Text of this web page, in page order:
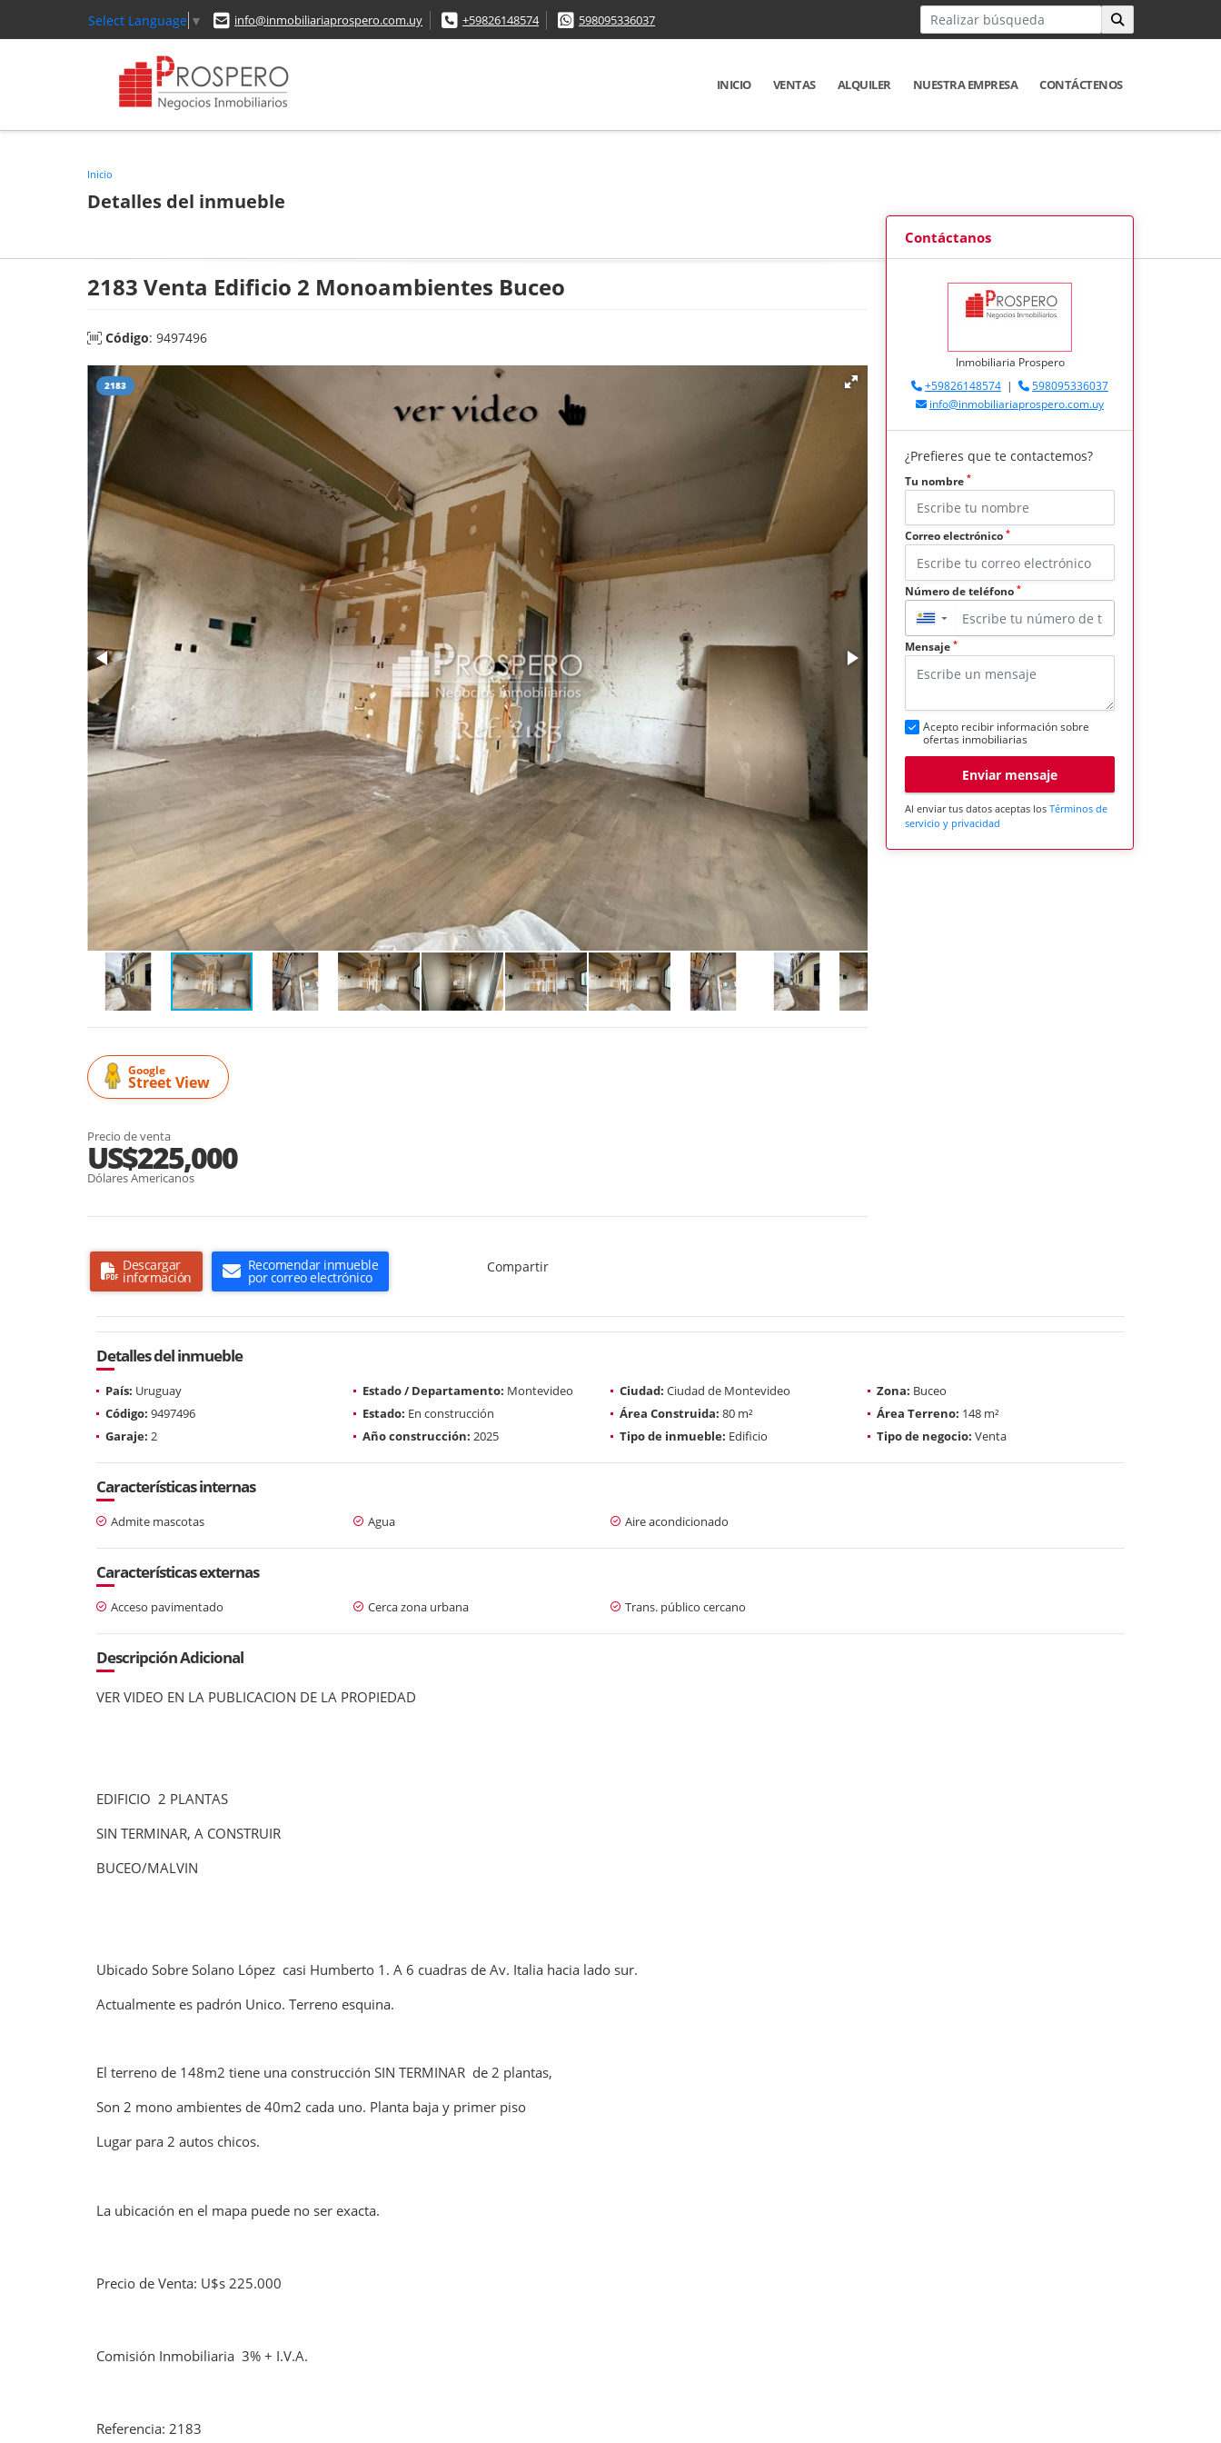
Select Language ▼ info@inmobiliariaprospero.com.uy +59826148574 598095336037
INICIO VENTAS ALQUILER NUESTRA EMPRESA CONTÁCTENOS
Inicio
Detalles del inmueble
2183 Venta Edificio 2 Monoambientes Buceo
Código: 9497496
2183
Google
Street View
Precio de venta
US$225,000
Dólares Americanos
Descargar
información
Recomendar inmueble
por correo electrónico
Compartir
Contáctanos
Inmobiliaria Prospero
+59826148574 |
598095336037
info@inmobiliariaprospero.com.uy
¿Prefieres que te contactemos?
Tu nombre *
Correo electrónico *
Número de teléfono *
▼
Mensaje *
Acepto recibir información sobre
ofertas inmobiliarias
Enviar mensaje
Al enviar tus datos aceptas los Términos de
servicio y privacidad
Detalles del inmueble
País: Uruguay Estado / Departamento: Montevideo Ciudad: Ciudad de Montevideo Zona: Buceo
Código: 9497496 Estado: En construcción Área Construida: 80 m² Área Terreno: 148 m²
Garaje: 2 Año construcción: 2025 Tipo de inmueble: Edificio Tipo de negocio: Venta
Características internas
Admite mascotas Agua Aire acondicionado
Características externas
Acceso pavimentado Cerca zona urbana Trans. público cercano
Descripción Adicional
VER VIDEO EN LA PUBLICACION DE LA PROPIEDAD
EDIFICIO 2 PLANTAS
SIN TERMINAR, A CONSTRUIR
BUCEO/MALVIN
Ubicado Sobre Solano López casi Humberto 1. A 6 cuadras de Av. Italia hacia lado sur.
Actualmente es padrón Unico. Terreno esquina.
El terreno de 148m2 tiene una construcción SIN TERMINAR de 2 plantas,
Son 2 mono ambientes de 40m2 cada uno. Planta baja y primer piso
Lugar para 2 autos chicos.
La ubicación en el mapa puede no ser exacta.
Precio de Venta: U$s 225.000
Comisión Inmobiliaria 3% + I.V.A.
Referencia: 2183